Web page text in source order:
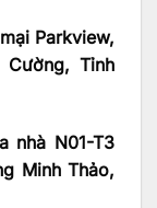
Parkview,
Cường, Tỉnh
nhà N01-T3
Minh Thảo,